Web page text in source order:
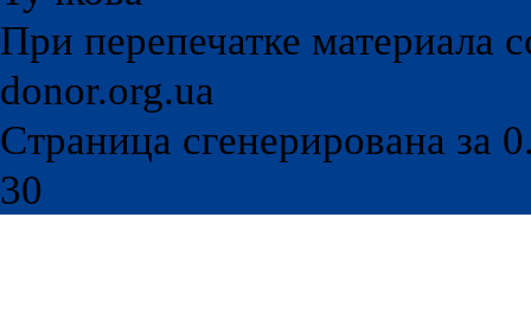
При перепечатке материала
donor.org.ua
Страница сгенерирована за
30